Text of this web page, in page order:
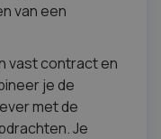
van een
vast contract en
je de
met de
Je